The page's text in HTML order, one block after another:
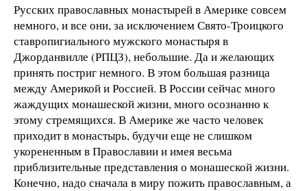
Русских православных монастырей в Америке совсем
немного, и все они, за исключением Свято-Троицкого
ставропигиального мужского монастыря в
Джорданвилле (РПЦЗ), небольшие. Да и желающих
принять постриг немного. В этом большая разница
между Америкой и Россией. В России сейчас много
жаждущих монашеской жизни, много осознанно к
этому стремящихся. В Америке же часто человек
приходит в монастырь, будучи еще не слишком
укорененным в Православии и имея весьма
приблизительные представления о монашеской жизни.
Конечно, надо сначала в миру пожить православным, а